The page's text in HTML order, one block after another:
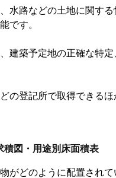
水路などの土地に関す
です。
建築予定地の正確な特
の登記所で取得できる
積図・用途別床面積表
がどのように配置されて